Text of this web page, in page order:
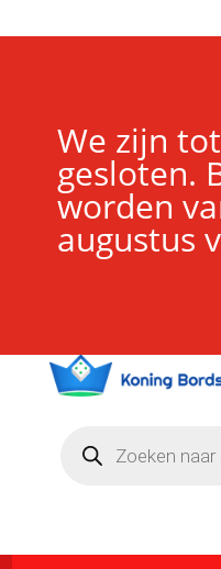
We zijn
gesloten.
worden
augustus
zoeken